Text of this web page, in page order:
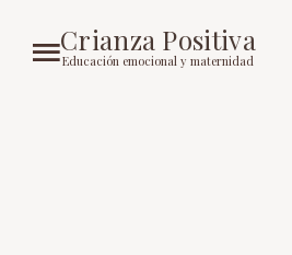
Crianza Positiva
Educación emocional y maternidad